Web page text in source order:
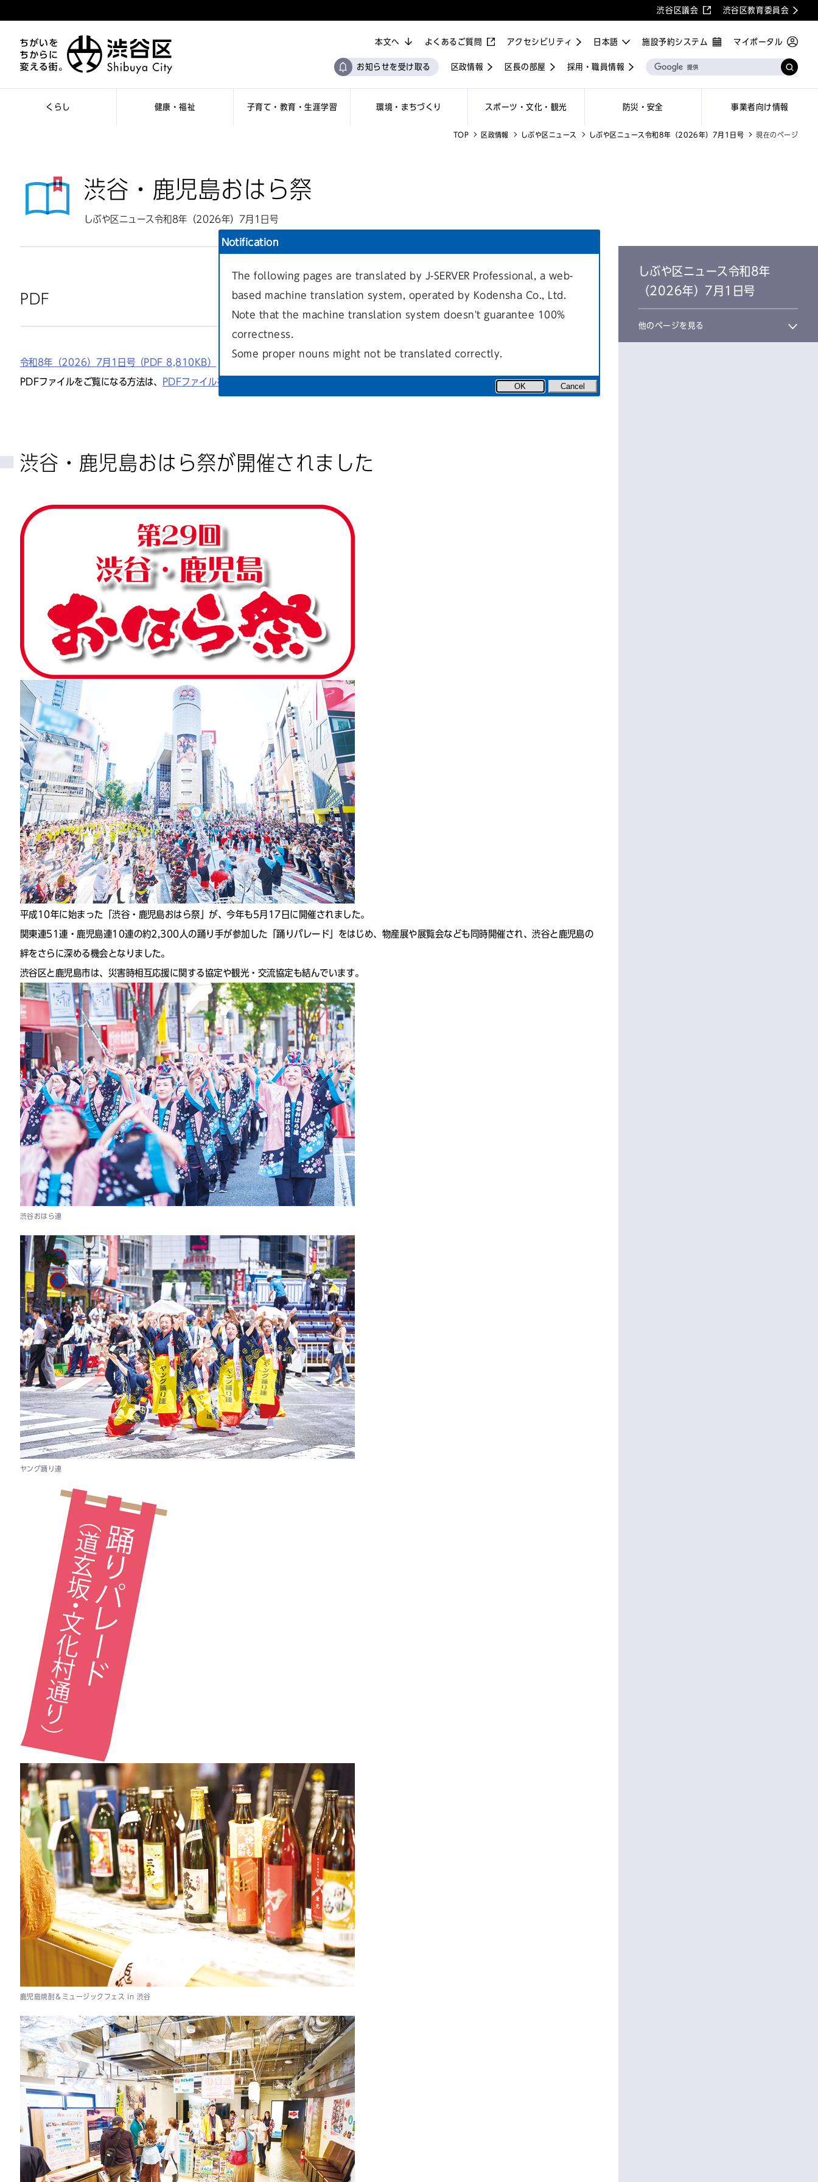
渋谷区議会 渋谷区教育委員会
くらし 健康・福祉 子育て・教育・生涯学習 環境・まちづくり スポーツ・文化・観光 防災・安全 事業者向け情報
マイポータル
施設予約システム
区政情報 区長の部屋 採用・職員情報
本文へ よくあるご質問 アクセシビリティ
お知らせを受け取る
TOP 区政情報 しぶや区ニュース しぶや区ニュース令和8年（2026年）7月1日号 現在のページ
渋谷・鹿児島おはら祭
しぶや区ニュース令和8年（2026年）7月1日号
PDF
令和8年（2026）7月1日号（PDF 8,810KB）
PDFファイルをご覧になる方法は、
PDFファイルをご覧になるには
渋谷・鹿児島おはら祭が開催されました
平成10年に始まった「渋谷・鹿児島おはら祭」が、今年も5月17日に開催されました。
関東連51連・鹿児島連10連の約2,300人の踊り手が参加した「踊りパレード」をはじめ、物産展や展覧会なども同時開催され、渋谷と鹿児島の
絆をさらに深める機会となりました。
渋谷区と鹿児島市は、災害時相互応援に関する協定や観光・交流協定も結んでいます。
渋谷おはら連
ヤング踊り連
鹿児島焼酎＆ミュージックフェス in 渋谷
しぶや区ニュース令和8年
（2026年）7月1日号
他のページを見る
Notification
The following pages are translated by J-SERVER Professional, a web-
based machine translation system, operated by Kodensha Co., Ltd.
Note that the machine translation system doesn't guarantee 100%
correctness.
Some proper nouns might not be translated correctly.
OK Cancel